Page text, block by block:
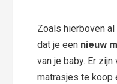
Zoals hierboven
dat je een nieuw
van je baby. Er
matrasjes te koop